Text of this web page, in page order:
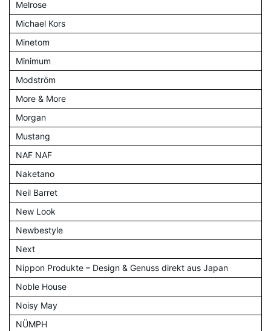
Melrose
Michael Kors
Minetom
Minimum
Modström
More & More
Morgan
Mustang
NAF NAF
Naketano
Neil Barret
New Look
Newbestyle
Next
Nippon Produkte – Design & Genuss direkt aus Japan
Noble House
Noisy May
NÜMPH